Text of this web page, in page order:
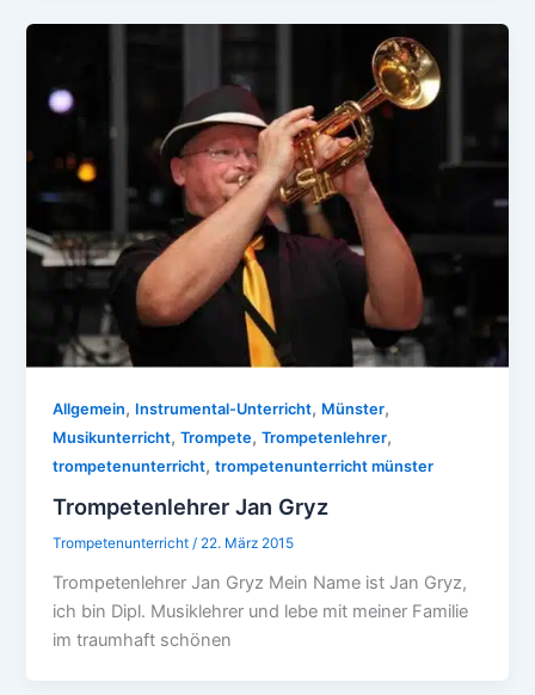
Allgemein, Instrumental-Unterricht, Münster,
Musikunterricht,Trompete,Trompetenlehrer,
trompetenunterricht,trompetenunterricht münster
Trompetenlehrer Jan Gryz
Trompetenunterricht/ 22. März 2015
Trompetenlehrer Jan Gryz Mein Name ist Jan Gryz,
ich bin Dipl. Musiklehrer und lebe mit meiner Familie
im traumhaft schönen